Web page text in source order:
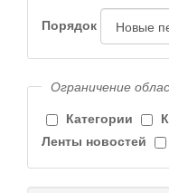
Порядок
Ограничение
Категории
Ленты новостей